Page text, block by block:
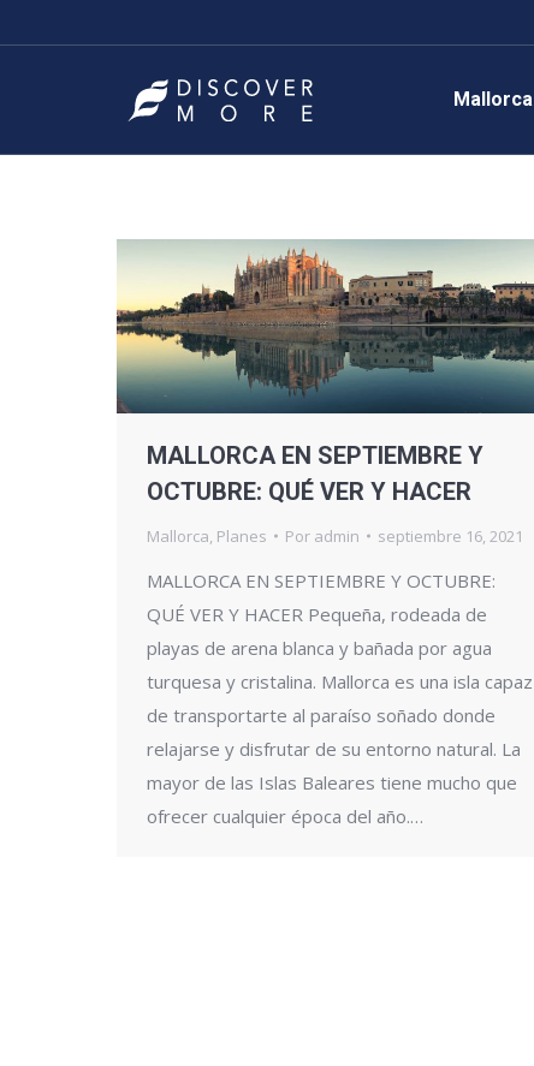
Mallorca
MALLORCA EN SEPTIEMBRE Y
OCTUBRE: QUÉ VER Y HACER
Mallorca, Planes Por admin septiembre 16, 2021
MALLORCA EN SEPTIEMBRE Y OCTUBRE:
QUÉ VER Y HACER Pequeña, rodeada de
playas de arena blanca y bañada por agua
turquesa y cristalina. Mallorca es una isla capaz
de transportarte al paraíso soñado donde
relajarse y disfrutar de su entorno natural. La
mayor de las Islas Baleares tiene mucho que
ofrecer cualquier época del año.…